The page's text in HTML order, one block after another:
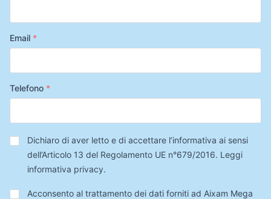
Email *
Telefono *
Privacy*
Dichiaro di aver letto e di accettare l’informativa ai sensi
dell’Articolo 13 del Regolamento UE n°679/2016. Leggi
informativa privacy.
Trattamento
Acconsento al trattamento dei dati forniti ad Aixam Mega